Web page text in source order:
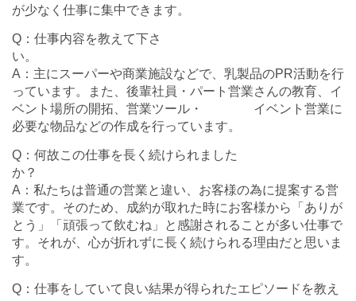
が少なく仕事に集中できます。
Q：仕事内容を教えて下さ
A：主にスーパーや商業施設などで、乳製品のPR活動を行
っています。また、後輩社員・パート営業さんの教育、イ
ベント場所の開拓、営業ツール・ イベント営業に
必要な物品などの作成を行っています。
Q：何故この仕事を長く続けられました
A：私たちは普通の営業と違い、お客様の為に提案する営
業です。そのため、成約が取れた時にお客様から「ありが
とう」「頑張って飲むね」と感謝されることが多い仕事で
す。それが、心が折れずに長く続けられる理由だと思いま
す。
Q：仕事をしていて良い結果が得られたエピソードを教え